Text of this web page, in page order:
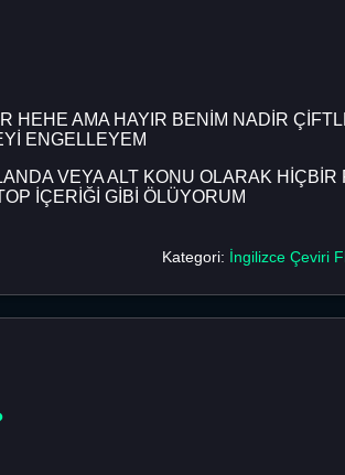
HEHE AMA HAYIR BENİM NADİR
ENGELLEYEM
VEYA ALT KONU OLARAK HİÇBİR
İÇERİĞİ GİBİ ÖLÜYORUM
Kategori: İngilizce Çeviri